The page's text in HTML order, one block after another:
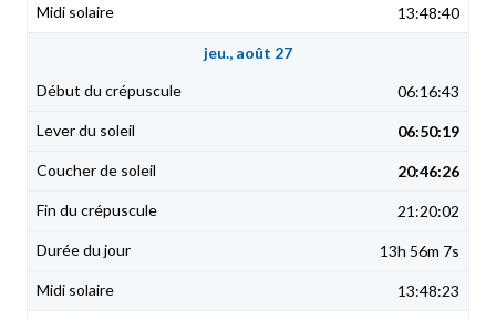
13:48:40
jeu., août 27
06:16:43
06:50:19
20:46:26
21:20:02
13h 56m 7s
13:48:23